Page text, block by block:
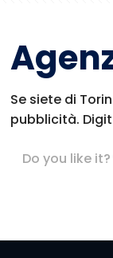
Se siete di
pubblicità.
Do you like it?